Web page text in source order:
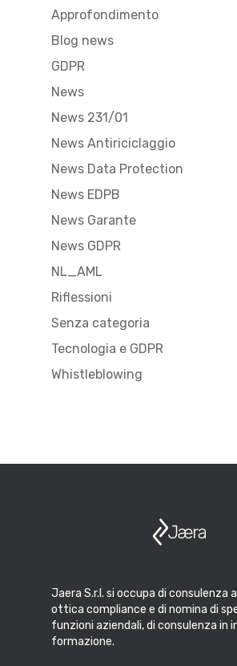
Approfondimento
Blog news
GDPR
News
News 231/01
News Antiriciclaggio
News Data Protection
News EDPB
News Garante
News GDPR
NL_AML
Riflessioni
Senza categoria
Tecnologia e GDPR
Whistleblowing
Jaera S.r.l. si occupa di consulenza
ottica compliance e di nomina di
funzioni aziendali, di consulenza in
formazione.